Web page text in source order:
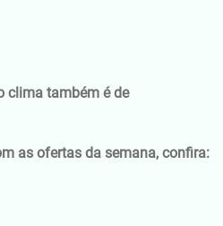
clima também é de
as ofertas da semana, confira: